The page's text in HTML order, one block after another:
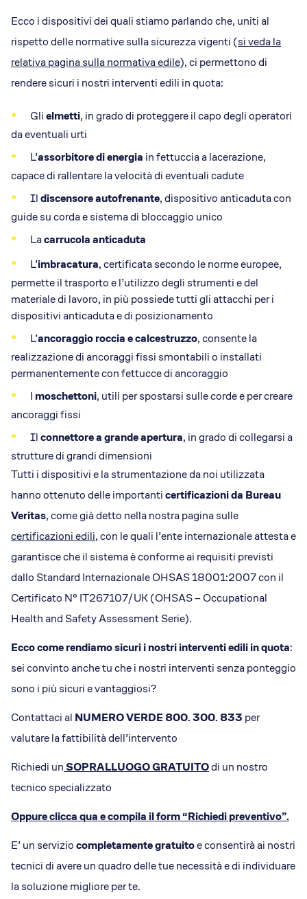
Ecco i dispositivi dei quali stiamo parlando che, uniti al
rispetto delle normative sulla sicurezza vigenti (si veda la
relativa pagina sulla normativa edile), ci permettono di
rendere sicuri i nostri interventi edili in quota:
Glielmetti, in grado di proteggere il capo degli operatori
da eventuali urti
L’assorbitore di energia in fettuccia a lacerazione,
capace di rallentare la velocità di eventuali cadute
Ildiscensore autofrenante, dispositivo anticaduta con
guide su corda e sistema di bloccaggio unico
Lacarrucola anticaduta
L’imbracatura, certificata secondo le norme europee,
permette il trasporto e l’utilizzo degli strumenti e del
materiale di lavoro, in più possiede tutti gli attacchi per i
dispositivi anticaduta e di posizionamento
L’ancoraggio roccia e calcestruzzo, consente la
realizzazione di ancoraggi fissi smontabili o installati
permanentemente con fettucce di ancoraggio
I moschettoni, utili per spostarsi sulle corde e per creare
ancoraggi fissi
Ilconnettore a grande apertura, in grado di collegarsi a
strutture di grandi dimensioni
Tutti i dispositivi e la strumentazione da noi utilizzata
hanno ottenuto delle importanticertificazioni da Bureau
Veritas, come già detto nella nostra pagina sulle
certificazioni edili, con le quali l’ente internazionale attesta e
garantisce che il sistema è conforme ai requisiti previsti
dallo Standard Internazionale OHSAS 18001:2007 con il
Certificato N° IT267107/UK (OHSAS – Occupational
Health and Safety Assessment Serie).
Ecco come rendiamo sicuri i nostri interventi edili in quota:
sei convinto anche tu che i nostri interventi senza ponteggio
sono i più sicuri e vantaggiosi?
Contattaci al NUMERO VERDE 800. 300. 833 per
valutare la fattibilità dell’intervento
Richiedi unSOPRALLUOGO GRATUITOdi un nostro
tecnico specializzato
Oppure clicca qua e compila il form“Richiedi preventivo”.
E’ un serviziocompletamente gratuitoe consentirà ai nostri
tecnici di avere un quadro delle tue necessità e di individuare
la soluzione migliore per te.